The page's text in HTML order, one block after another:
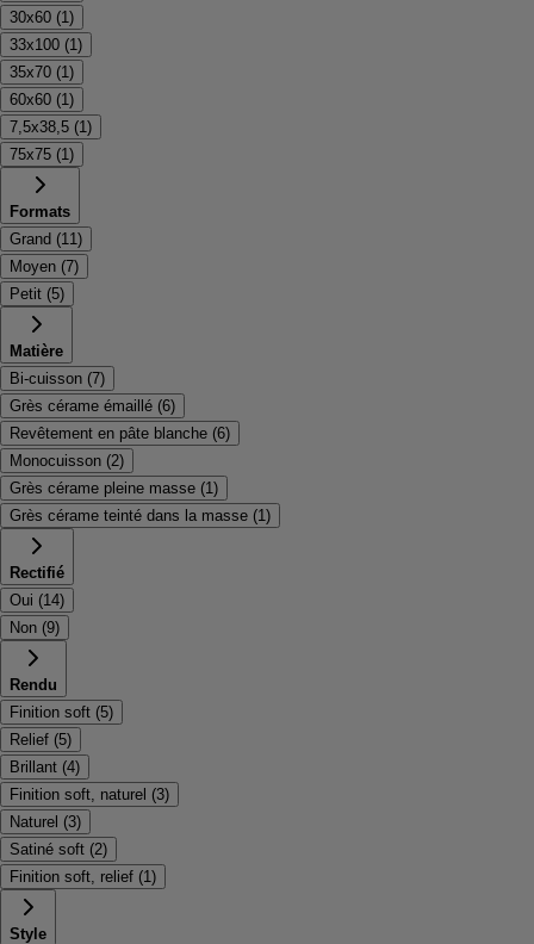
30x60 (1 )
33x100 (1 )
35x70 (1 )
60x60 (1 )
7,5x38,5 (1 )
75x75 (1 )
Formats
Grand (11 )
Moyen (7)
Petit (5)
Matière
Bi-cuisson (7)
Grès cérame émaillé (6)
Revêtement en pâte blanche (6)
Monocuisson (2)
Grès cérame pleine masse (1 )
Grès cérame teinté dans la masse (1 )
Rectifié
Oui (14)
Non (9)
Rendu
Finition soft (5)
Relief (5)
Brillant (4)
Finition soft, naturel (3)
Naturel (3)
Satiné soft (2)
Finition soft, relief (1 )
Style